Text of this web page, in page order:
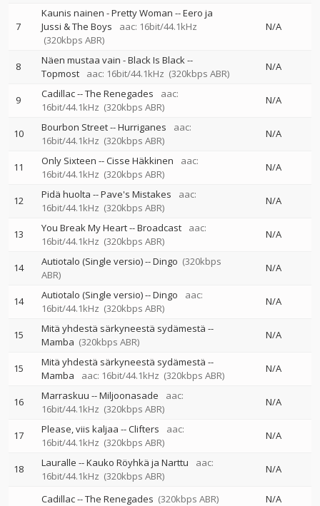
7
Kaunis nainen - Pretty Woman --Eero ja
Jussi & The Boys
aac: 16bit/44.1kHz
(320kbps ABR)
N/A
8 Näen mustaa vain - Black Is Black--
Topmost
aac: 16bit/44.1kHz (320kbps ABR)
N/A
9 Cadillac--The Renegades
aac:
16bit/44.1kHz (320kbps ABR)
N/A
10 Bourbon Street--Hurriganes
aac:
16bit/44.1kHz (320kbps ABR)
N/A
11 Only Sixteen --Cisse Häkkinen
aac:
16bit/44.1kHz (320kbps ABR)
N/A
12 Pidä huolta --Pave's Mistakes
aac:
16bit/44.1kHz (320kbps ABR)
N/A
13 You Break My Heart--Broadcast
aac:
16bit/44.1kHz (320kbps ABR)
N/A
14 Autiotalo (Single versio)--Dingo (320kbps
ABR)
N/A
14 Autiotalo (Single versio)--Dingo
aac:
16bit/44.1kHz (320kbps ABR)
N/A
15 Mitä yhdestä särkyneestä sydämestä --
Mamba (320kbps ABR)
N/A
15 Mitä yhdestä särkyneestä sydämestä --
Mamba
aac: 16bit/44.1kHz (320kbps ABR)
N/A
16 Marraskuu --Miljoonasade
aac:
16bit/44.1kHz (320kbps ABR)
N/A
17 Please, viis kaljaa --Clifters
aac:
16bit/44.1kHz (320kbps ABR)
N/A
18 Lauralle --Kauko Röyhkä ja Narttu
aac:
16bit/44.1kHz (320kbps ABR)
N/A
Cadillac--The Renegades (320kbps ABR)
N/A